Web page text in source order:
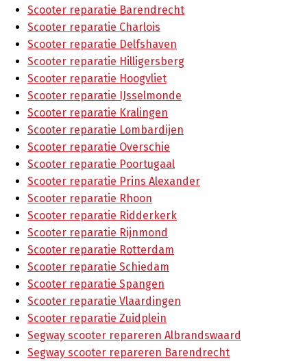
Scooter reparatie Barendrecht
Scooter reparatie Charlois
Scooter reparatie Delfshaven
Scooter reparatie Hilligersberg
Scooter reparatie Hoogvliet
Scooter reparatie IJsselmonde
Scooter reparatie Kralingen
Scooter reparatie Lombardijen
Scooter reparatie Overschie
Scooter reparatie Poortugaal
Scooter reparatie Prins Alexander
Scooter reparatie Rhoon
Scooter reparatie Ridderkerk
Scooter reparatie Rijnmond
Scooter reparatie Rotterdam
Scooter reparatie Schiedam
Scooter reparatie Spangen
Scooter reparatie Vlaardingen
Scooter reparatie Zuidplein
Segway scooter repareren Albrandswaard
Segway scooter repareren Barendrecht